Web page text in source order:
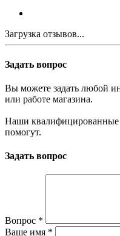
Загрузка отзывов...
Задать вопрос
Вы можете задать любой
или работе магазина.
Наши квалифицированные
помогут.
Задать вопрос
Вопрос *
Ваше имя *